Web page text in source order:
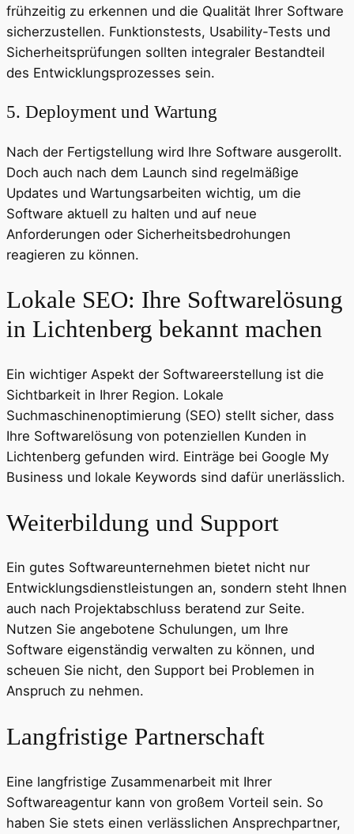
frühzeitig zu erkennen und die Qualität Ihrer Software
sicherzustellen. Funktionstests, Usability-Tests und
Sicherheitsprüfungen sollten integraler Bestandteil
des Entwicklungsprozesses sein.
5. Deployment und Wartung
Nach der Fertigstellung wird Ihre Software ausgerollt.
Doch auch nach dem Launch sind regelmäßige
Updates und Wartungsarbeiten wichtig, um die
Software aktuell zu halten und auf neue
Anforderungen oder Sicherheitsbedrohungen
reagieren zu können.
Lokale SEO: Ihre Softwarelösung
in Lichtenberg bekannt machen
Ein wichtiger Aspekt der Softwareerstellung ist die
Sichtbarkeit in Ihrer Region. Lokale
Suchmaschinenoptimierung (SEO) stellt sicher, dass
Ihre Softwarelösung von potenziellen Kunden in
Lichtenberg gefunden wird. Einträge bei Google My
Business und lokale Keywords sind dafür unerlässlich.
Weiterbildung und Support
Ein gutes Softwareunternehmen bietet nicht nur
Entwicklungsdienstleistungen an, sondern steht Ihnen
auch nach Projektabschluss beratend zur Seite.
Nutzen Sie angebotene Schulungen, um Ihre
Software eigenständig verwalten zu können, und
scheuen Sie nicht, den Support bei Problemen in
Anspruch zu nehmen.
Langfristige Partnerschaft
Eine langfristige Zusammenarbeit mit Ihrer
Softwareagentur kann von großem Vorteil sein. So
haben Sie stets einen verlässlichen Ansprechpartner,